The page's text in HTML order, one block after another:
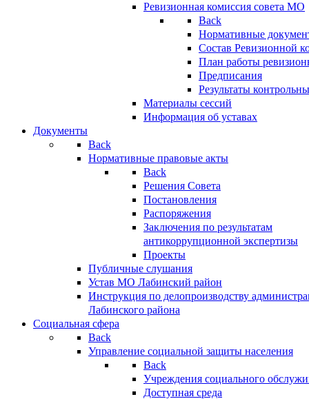
Ревизионная комиссия совета МО
Back
Нормативные
Состав Ревизионной
План работы
Предписания
Результаты
Материалы сессий
Информация об уставах
Документы
Back
Нормативные правовые акты
Back
Решения Совета
Постановления
Распоряжения
Заключения по результатам
антикоррупционной экспертизы
Проекты
Публичные слушания
Устав МО Лабинский район
Инструкция по делопроизводству
Лабинского района
Социальная сфера
Back
Управление социальной защиты населения
Back
Учреждения социального
Доступная среда